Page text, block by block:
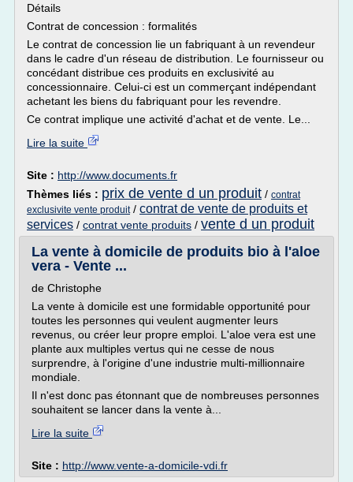
Détails
Contrat de concession : formalités
Le contrat de concession lie un fabriquant à un revendeur
dans le cadre d'un réseau de distribution. Le fournisseur ou
concédant distribue ces produits en exclusivité au
concessionnaire. Celui-ci est un commerçant indépendant
achetant les biens du fabriquant pour les revendre.
Ce contrat implique une activité d'achat et de vente. Le...
Lire la suite
Site : http://www.documents.fr
Thèmes liés : prix de vente d un produit / contrat
exclusivite vente produit/ contrat de vente de produits et
services / contrat vente produits / vente d un produit
La vente à domicile de produits bio à l'aloe
vera - Vente ...
de Christophe
La vente à domicile est une formidable opportunité pour
toutes les personnes qui veulent augmenter leurs
revenus, ou créer leur propre emploi. L'aloe vera est une
plante aux multiples vertus qui ne cesse de nous
surprendre, à l'origine d'une industrie multi-millionnaire
mondiale.
Il n'est donc pas étonnant que de nombreuses personnes
souhaitent se lancer dans la vente à...
Lire la suite
Site : http://www.vente-a-domicile-vdi.fr